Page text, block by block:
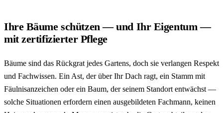
Ihre Bäume schützen — und Ihr Eigentum —
mit zertifizierter Pflege
Bäume sind das Rückgrat jedes Gartens, doch sie verlangen Respekt
und Fachwissen. Ein Ast, der über Ihr Dach ragt, ein Stamm mit
Fäulnisanzeichen oder ein Baum, der seinem Standort entwächst —
solche Situationen erfordern einen ausgebildeten Fachmann, keinen